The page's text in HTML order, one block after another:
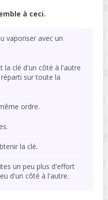
à ceci.
vaporiser avec un
la clé d'un côté à l'autre
sur toute la
ordre.
la clé.
un peu plus d'effort
d'un côté à l'autre.